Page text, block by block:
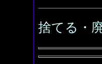
捨てる・